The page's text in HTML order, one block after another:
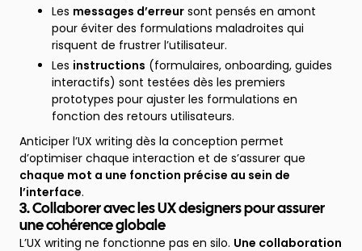
Les messages d’erreur sont pensés en amont
pour éviter des formulations maladroites qui
risquent de frustrer l’utilisateur.
Les instructions (formulaires, onboarding, guides
interactifs) sont testées dès les premiers
prototypes pour ajuster les formulations en
fonction des retours utilisateurs.
Anticiper l’UX writing dès la conception permet
d’optimiser chaque interaction et de s’assurer que
chaque mot a une fonction précise au sein de
l’interface.
3. Collaborer avec les UX designers pour assurer
une cohérence globale
L’UX writing ne fonctionne pas en silo. Une collaboration